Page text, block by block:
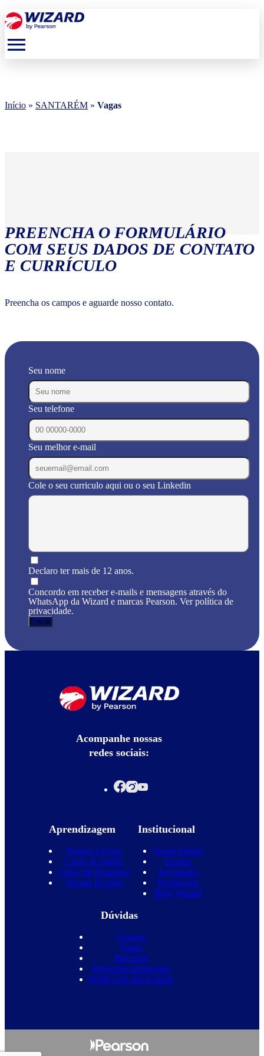
menu
Início » SANTARÉM » Vagas
PREENCHA O FORMULÁRIO
COM SEUS DADOS DE CONTATO
E CURRÍCULO
Preencha os campos e aguarde nosso contato.
Seu nome
Seu telefone
Seu melhor e-mail
Cole o seu curriculo aqui ou o seu Linkedin
Declaro ter mais de 12 anos.
Concordo em receber e-mails e mensagens através do
WhatsApp da Wizard e marcas Pearson. Ver política de
privacidade.
Acompanhe nossas
redes sociais:
Aprendizagem
Nossos Cursos
Curso de Inglês
Curso de Espanhol
Nossas Escolas
Institucional
Quem Somos
Equipe
Novidades
Promoções
Blog Wizard
Dúvidas
Contato
Vagas
Parcerias
Perguntas frequentes
Política de privacidade